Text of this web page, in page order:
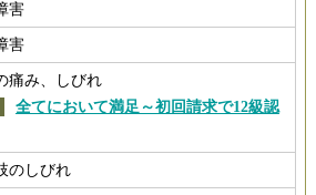
害
害
痛み、しびれ
全てにおいて満足～初回請求で12級認
のしびれ